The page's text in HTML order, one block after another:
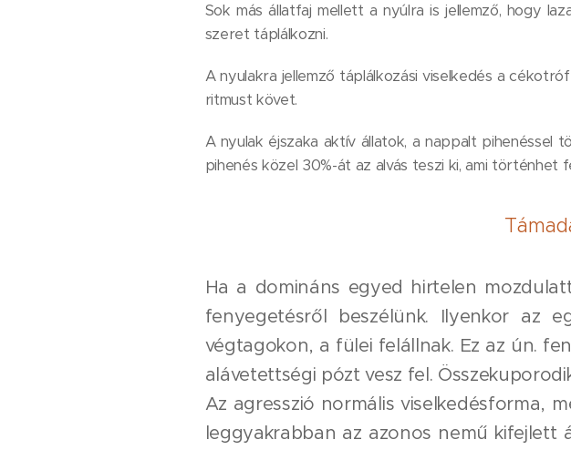
Sok más állatfaj mellett a nyúlra is jellemző, hogy
szeret táplálkozni.
A nyulakra jellemző táplálkozási viselkedés a
ritmust követ.
A nyulak éjszaka aktív állatok, a nappalt pihenéssel
pihenés közel 30%-át az alvás teszi ki, ami
Ha a domináns egyed hirtelen
fenyegetésről beszélünk. Ilyenkor az
végtagokon, a fülei felállnak. Ez az ún.
alávetettségi pózt vesz fel.
Az agresszió normális viselkedésforma,
leggyakrabban az azonos nemű